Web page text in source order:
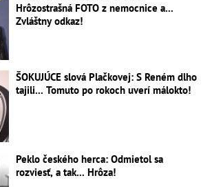
Hrôzostrašná FOTO z nemocnice a...
Zvláštny odkaz!
ŠOKUJÚCE slová Plačkovej: S Reném dlho
tajili... Tomuto po rokoch uverí málokto!
Peklo českého herca: Odmietol sa
rozviesť, a tak... Hrôza!